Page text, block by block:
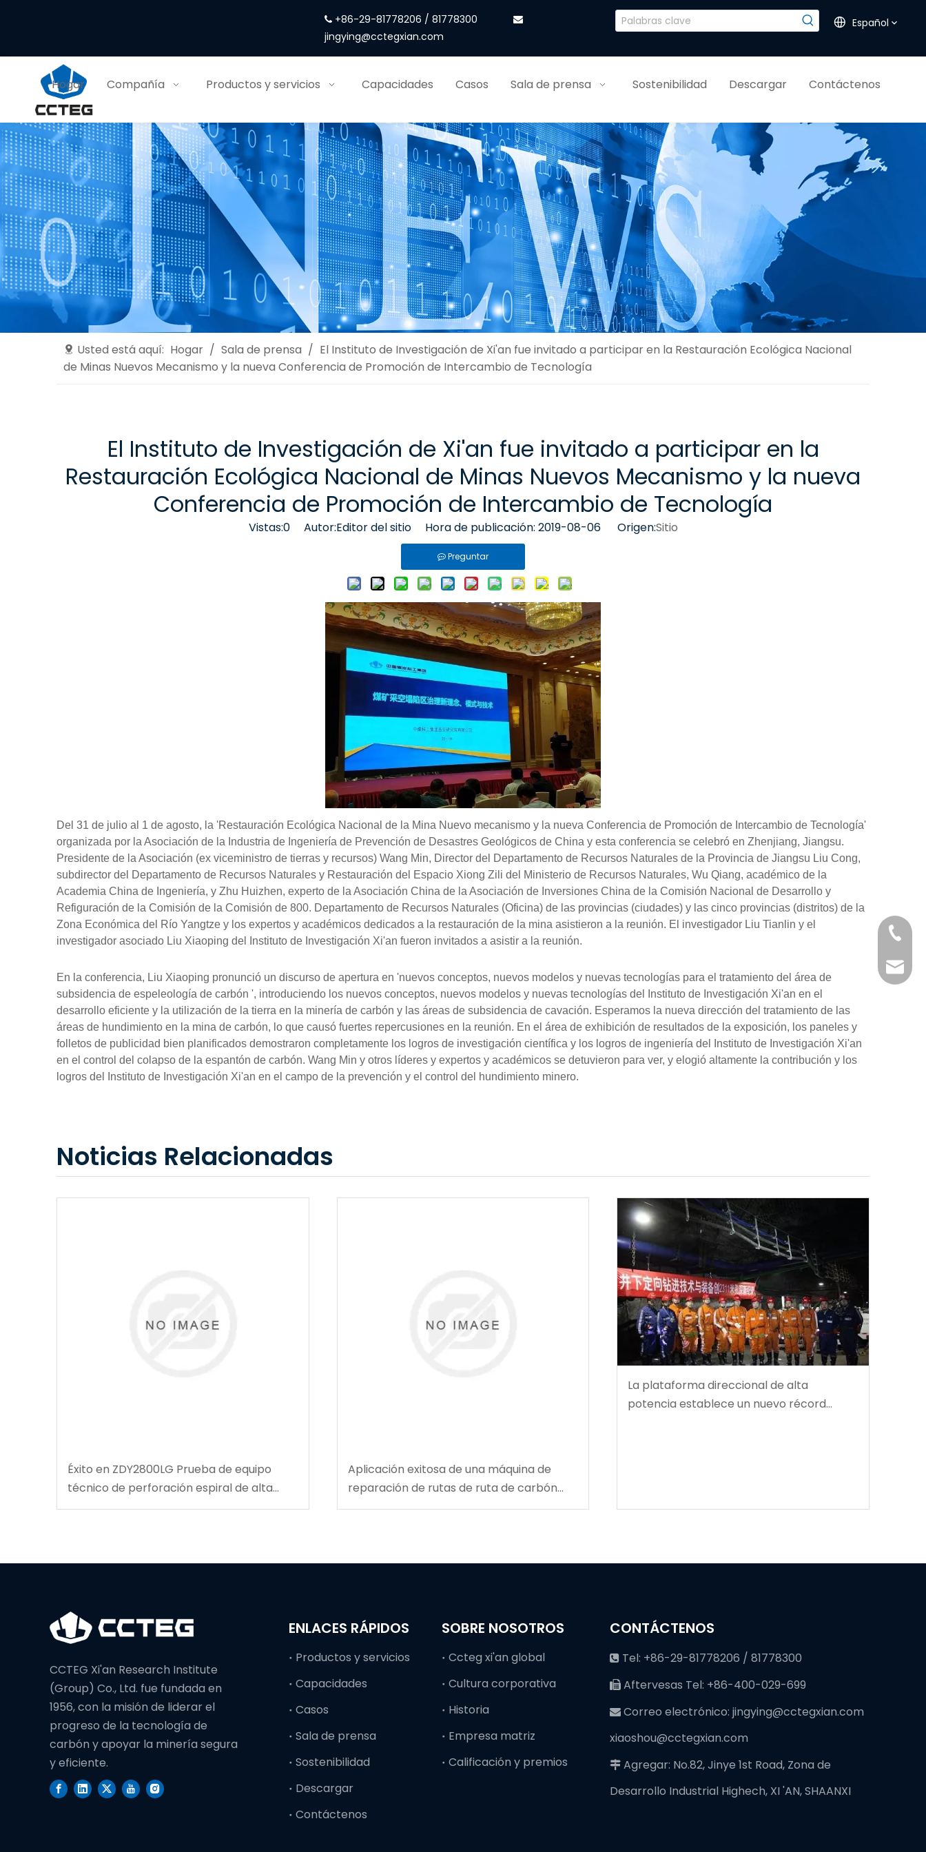
 +86-29-81778206 / 81778300
jingying@cctegxian.com
Español
Hogar Compañía Productos y servicios Capacidades Casos Sala de prensa Sostenibilidad Descargar Contáctenos
Usted está aquí: Hogar / Sala de prensa / El Instituto de Investigación de Xi'an fue invitado a participar en la Restauración Ecológica Nacional
de Minas Nuevos Mecanismo y la nueva Conferencia de Promoción de Intercambio de Tecnología
El Instituto de Investigación de Xi'an fue invitado a participar en la
Restauración Ecológica Nacional de Minas Nuevos Mecanismo y la nueva
Conferencia de Promoción de Intercambio de Tecnología
Vistas:0Autor:Editor del sitio Hora de publicación: 2019-08-06 Origen:Sitio
Preguntar
Del 31 de julio al 1 de agosto, la 'Restauración Ecológica Nacional de la Mina Nuevo mecanismo y la nueva Conferencia de Promoción de Intercambio de Tecnología'
organizada por la Asociación de la Industria de Ingeniería de Prevención de Desastres Geológicos de China y esta conferencia se celebró en Zhenjiang, Jiangsu.
Presidente de la Asociación (ex viceministro de tierras y recursos) Wang Min, Director del Departamento de Recursos Naturales de la Provincia de Jiangsu Liu Cong,
subdirector del Departamento de Recursos Naturales y Restauración del Espacio Xiong Zili del Ministerio de Recursos Naturales, Wu Qiang, académico de la
Academia China de Ingeniería, y Zhu Huizhen, experto de la Asociación China de la Asociación de Inversiones China de la Comisión Nacional de Desarrollo y
Refiguración de la Comisión de la Comisión de 800. Departamento de Recursos Naturales (Oficina) de las provincias (ciudades) y las cinco provincias (distritos) de la
Zona Económica del Río Yangtze y los expertos y académicos dedicados a la restauración de la mina asistieron a la reunión. El investigador Liu Tianlin y el
investigador asociado Liu Xiaoping del Instituto de Investigación Xi'an fueron invitados a asistir a la reunión.
En la conferencia, Liu Xiaoping pronunció un discurso de apertura en 'nuevos conceptos, nuevos modelos y nuevas tecnologías para el tratamiento del área de
subsidencia de espeleología de carbón ', introduciendo los nuevos conceptos, nuevos modelos y nuevas tecnologías del Instituto de Investigación Xi'an en el
desarrollo eficiente y la utilización de la tierra en la minería de carbón y las áreas de subsidencia de cavación. Esperamos la nueva dirección del tratamiento de las
áreas de hundimiento en la mina de carbón, lo que causó fuertes repercusiones en la reunión. En el área de exhibición de resultados de la exposición, los paneles y
folletos de publicidad bien planificados demostraron completamente los logros de investigación científica y los logros de ingeniería del Instituto de Investigación Xi'an
en el control del colapso de la espantón de carbón. Wang Min y otros líderes y expertos y académicos se detuvieron para ver, y elogió altamente la contribución y los
logros del Instituto de Investigación Xi'an en el campo de la prevención y el control del hundimiento minero.
Noticias Relacionadas
Éxito en ZDY2800LG Prueba de equipo
técnico de perforación espiral de alta
velocidad
Aplicación exitosa de una máquina de
reparación de rutas de ruta de carbón
multifuncional en la mina de carbón de
La plataforma direccional de alta
potencia establece un nuevo récord
CCTEG Xi'an Research Institute
(Group) Co., Ltd. fue fundada en
1956, con la misión de liderar el
progreso de la tecnología de
carbón y apoyar la minería segura
y eficiente.
ENLACES RÁPIDOS
Productos y servicios
Capacidades
Casos
Sala de prensa
Sostenibilidad
Descargar
Contáctenos
SOBRE NOSOTROS
Ccteg xi'an global
Cultura corporativa
Historia
Empresa matriz
Calificación y premios
+86-
+86-
CONTÁCTENOS
 Tel: +86-29-81778206 / 81778300
 Aftervesas Tel: +86-400-029-699
 Correo electrónico:jingying@cctegxian.com
xiaoshou@cctegxian.com
 Agregar: No.82, Jinye 1st Road, Zona de
Desarrollo Industrial Highech, XI 'AN, SHAANXI